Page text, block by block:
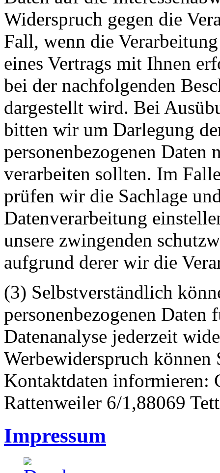
Widerspruch gegen die
Fall, wenn die
eines Vertrags mit Ihnen
bei der nachfolgenden
dargestellt wird. Bei
bitten wir um Darlegung
personenbezogenen
verarbeiten sollten. Im
prüfen wir die Sachlage
Datenverarbeitung
unsere zwingenden
aufgrund derer wir die
(3) Selbstverständlich
personenbezogenen
Datenanalyse jederzeit
Werbewiderspruch können
Kontaktdaten informieren:
Rattenweiler 6/1,88069
Impressum